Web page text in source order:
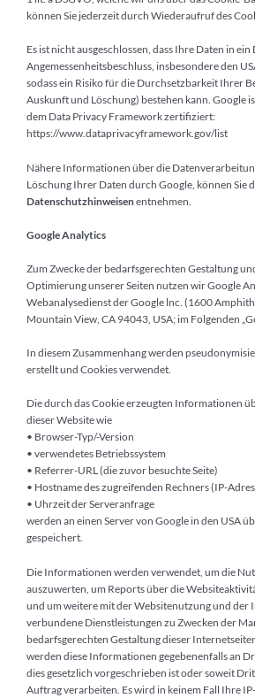
können Sie jederzeit durch Wiederaufruf des
Es ist nicht ausgeschlossen, dass Ihre Daten in
Angemessenheitsbeschluss, insbesondere den
sodass ein Risiko für die Durchsetzbarkeit Ihrer
Auskunft und Löschung) bestehen kann. Google
dem Data Privacy Framework zertifiziert:
https://www.dataprivacyframework.gov/list
Nähere Informationen über die
Löschung Ihrer Daten durch Google, können Sie
Datenschutzhinweisenentnehmen.
Google Analytics
Zum Zwecke der bedarfsgerechten Gestaltung
Optimierung unserer Seiten nutzen wir Google
Webanalysedienst der Google lnc. (1600
Mountain View, CA 94043, USA; im Folgenden
In diesem Zusammenhang werden
erstellt und Cookies verwendet.
Die durch das Cookie erzeugten Informationen
dieser Website wie
• Browser-Typ/-Version
• verwendetes Betriebssystem
• Referrer-URL (die zuvor besuchte Seite)
• Hostname des zugreifenden Rechners (IP-
• Uhrzeit der Serveranfrage
werden an einen Server von Google in den USA
gespeichert.
Die Informationen werden verwendet, um die
auszuwerten, um Reports über die
und um weitere mit der Websitenutzung und der
verbundene Dienstleistungen zu Zwecken der
bedarfsgerechten Gestaltung dieser
werden diese Informationen gegebenenfalls an
dies gesetzlich vorgeschrieben ist oder soweit
Auftrag verarbeiten. Es wird in keinem Fall Ihre